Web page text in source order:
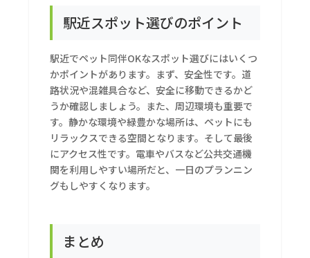
駅近スポット選びのポイント
駅近でペット同伴OKなスポット選びにはいくつ
かポイントがあります。まず、安全性です。道
路状況や混雑具合など、安全に移動できるかど
うか確認しましょう。また、周辺環境も重要で
す。静かな環境や緑豊かな場所は、ペットにも
リラックスできる空間となります。そして最後
にアクセス性です。電車やバスなど公共交通機
関を利用しやすい場所だと、一日のプランニン
グもしやすくなります。
まとめ